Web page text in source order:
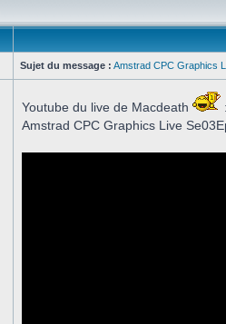
Sujet du message : Amstrad CPC Graphics
Youtube du live de Macdeath
Amstrad CPC Graphics Live